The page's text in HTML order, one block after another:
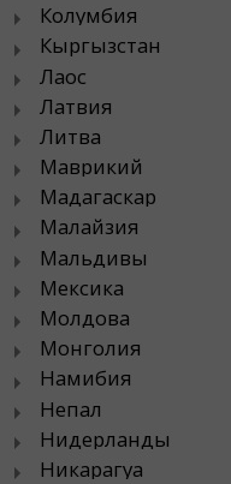
Колумбия
Кыргызстан
Лаос
Латвия
Литва
Маврикий
Мадагаскар
Малайзия
Мальдивы
Мексика
Молдова
Монголия
Намибия
Непал
Нидерланды
Никарагуа